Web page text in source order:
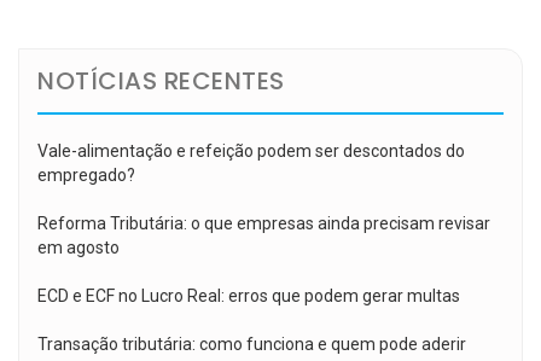
NOTÍCIAS RECENTES
Vale-alimentação e refeição podem ser descontados do
empregado?
Reforma Tributária: o que empresas ainda precisam revisar
em agosto
ECD e ECF no Lucro Real: erros que podem gerar multas
Transação tributária: como funciona e quem pode aderir